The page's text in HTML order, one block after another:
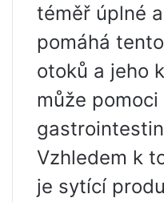
téměř úplné
pomáhá
otoků a jeho
může
Vzhledem k
je sytící